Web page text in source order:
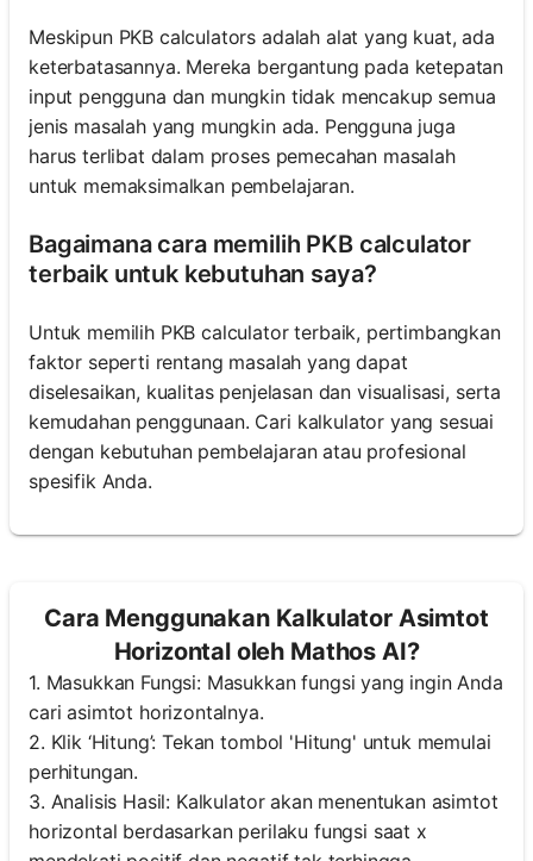
Meskipun PKB calculators adalah alat yang kuat, ada
keterbatasannya. Mereka bergantung pada ketepatan
input pengguna dan mungkin tidak mencakup semua
jenis masalah yang mungkin ada. Pengguna juga
harus terlibat dalam proses pemecahan masalah
untuk memaksimalkan pembelajaran.
Bagaimana cara memilih PKB calculator
terbaik untuk kebutuhan saya?
Untuk memilih PKB calculator terbaik, pertimbangkan
faktor seperti rentang masalah yang dapat
diselesaikan, kualitas penjelasan dan visualisasi, serta
kemudahan penggunaan. Cari kalkulator yang sesuai
dengan kebutuhan pembelajaran atau profesional
spesifik Anda.
Cara Menggunakan Kalkulator Asimtot
Horizontal oleh Mathos AI?
1. Masukkan Fungsi: Masukkan fungsi yang ingin Anda
cari asimtot horizontalnya.
2. Klik ‘Hitung’: Tekan tombol 'Hitung' untuk memulai
perhitungan.
3. Analisis Hasil: Kalkulator akan menentukan asimtot
horizontal berdasarkan perilaku fungsi saat x